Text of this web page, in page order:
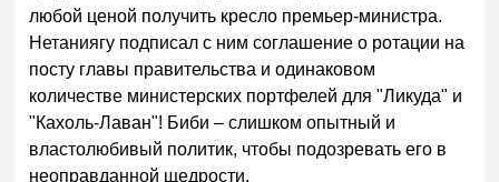
любой ценой получить кресло премьер-министра.
Нетаниягу подписал с ним соглашение о ротации на
посту главы правительства и одинаковом
количестве министерских портфелей для "Ликуда" и
"Кахоль-Лаван"! Биби – слишком опытный и
властолюбивый политик, чтобы подозревать его в
неоправданной щедрости.